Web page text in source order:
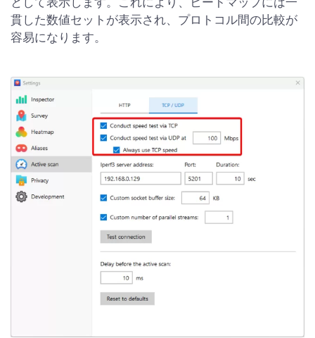
貫した数値セットが表示され、プロトコル間の比較が
容易になります。